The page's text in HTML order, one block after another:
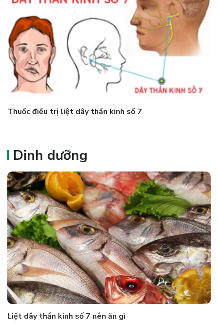
Thuốc điều trị liệt dây thần kinh số 7
Dinh dưỡng
Liệt dây thần kinh số 7 nên ăn gì